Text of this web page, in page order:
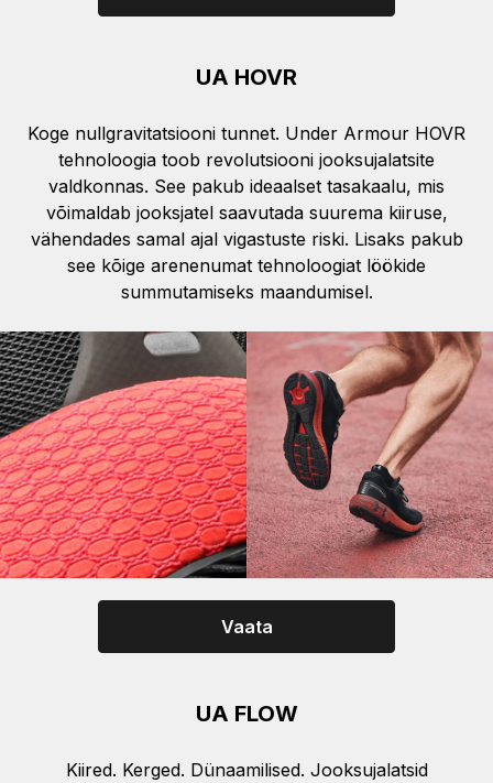
UA HOVR
Koge nullgravitatsiooni tunnet. Under Armour HOVR
tehnoloogia toob revolutsiooni jooksujalatsite
valdkonnas. See pakub ideaalset tasakaalu, mis
võimaldab jooksjatel saavutada suurema kiiruse,
vähendades samal ajal vigastuste riski. Lisaks pakub
see kõige arenenumat tehnoloogiat löökide
summutamiseks maandumisel.
Vaata
UA FLOW
Kiired. Kerged. Dünaamilised. Jooksujalatsid